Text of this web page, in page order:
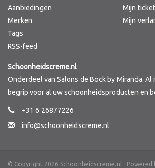
Aanbiedingen
Merken
Tags
RSS-feed
Mijn
Mijn
Schoonheidscreme.nl
Onderdeel van Salons de Bock by Miranda. Al
begrip voor al uw schoonheidsproducten en
+31 6 26877226
info@schoonheidscreme.nl
© Copyright 2026 Schoonheidscreme.nl - Powered